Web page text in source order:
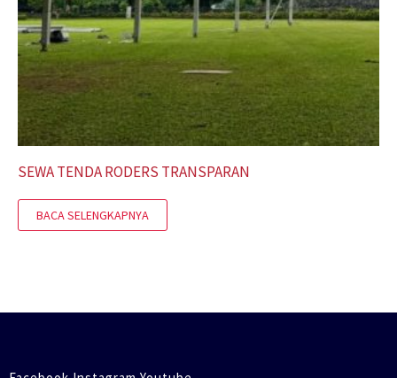
SEWA TENDA RODERS TRANSPARAN
BACA SELENGKAPNYA